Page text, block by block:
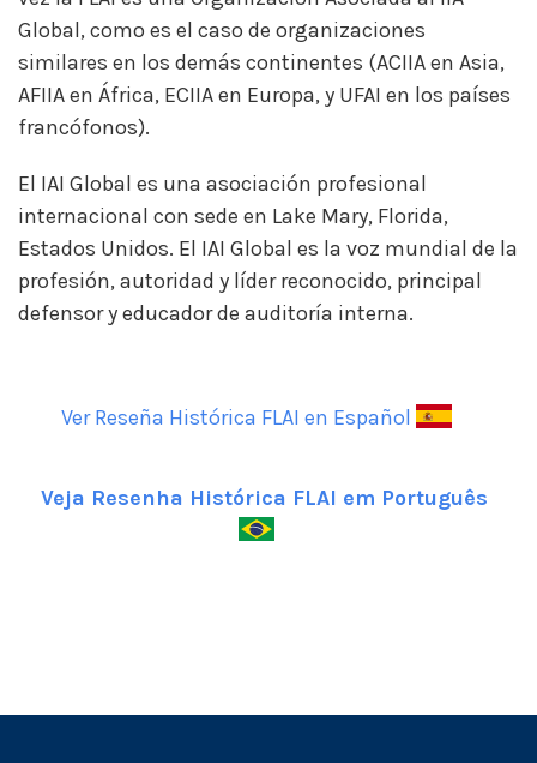
Global, como es el caso de organizaciones
similares en los demás continentes (ACIIA en Asia,
AFIIA en África, ECIIA en Europa, y UFAI en los países
francófonos).
El IAI Global es una asociación profesional
internacional con sede en Lake Mary, Florida,
Estados Unidos. El IAI Global es la voz mundial de la
profesión, autoridad y líder reconocido, principal
defensor y educador de auditoría interna.
Ver Reseña Histórica FLAI en Español
Veja Resenha Histórica FLAI em Português